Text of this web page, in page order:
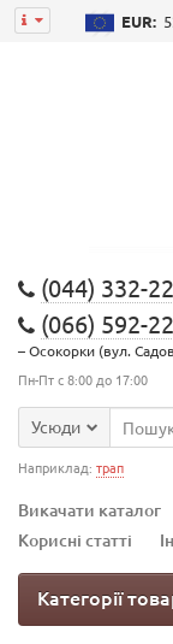
EUR:
(044) 332-
(066) 592-
– Осокорки (вул.
Пн-Пт с 8:00 до 17:00
Усюди
Наприклад: трап
Викачати каталог
Корисні статті
Категорії